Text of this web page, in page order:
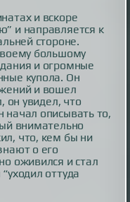
и вскоре
и направляется к
стороне.
большому
и огромные
купола. Он
и вошел
он увидел, что
описывать то,
внимательно
что, кем бы ни
о его
оживился и стал
оттуда